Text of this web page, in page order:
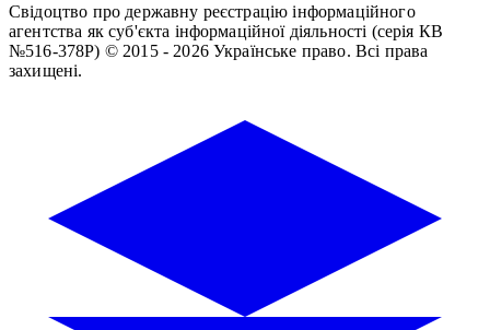
Свідоцтво про державну реєстрацію інформаційного
агентства як суб'єкта інформаційної діяльності (серія КВ
№516-378Р) © 2015 - 2026 Українське право. Всі права
захищені.